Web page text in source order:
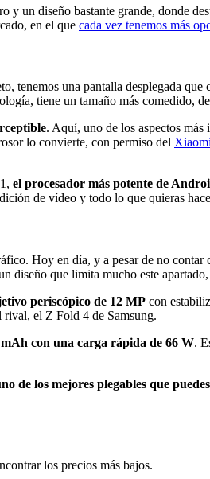
y un diseño bastante grande, donde
en el que cada vez tenemos más
tenemos una pantalla desplegada
tiene un tamaño más comedido,
. Aquí, uno de los aspectos más
lo convierte, con permiso del
el procesador más potente de
de vídeo y todo lo que quieras
Hoy en día, y a pesar de no
diseño que limita mucho este
periscópico de 12 MP con
rival, el Z Fold 4 de Samsung.
con una carga rápida de 66 W.
de los mejores plegables que
los precios más bajos.